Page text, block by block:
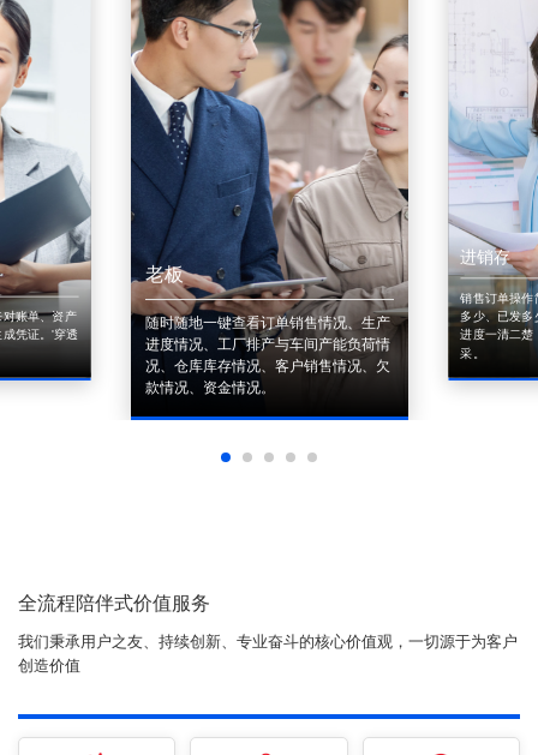
账单、资产
凭证。'穿透
老板
随时随地一键查看订单销售情况、生产
进度情况、工厂排产与车间产能负荷情
况、仓库库存情况、客户销售情况、欠
款情况、资金情况。
进销存
销售订单操作
多少、已发多
进度一清二楚
采。
全流程陪伴式价值服务
我们秉承用户之友、持续创新、专业奋斗的核心价值观，一切源于为客户
创造价值